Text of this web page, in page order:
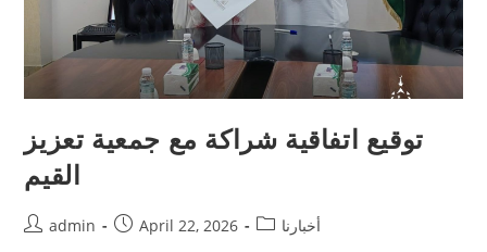
توقيع اتفاقية شراكة مع جمعية تعزيز
القيم
admin April 22, 2026 أخبارنا